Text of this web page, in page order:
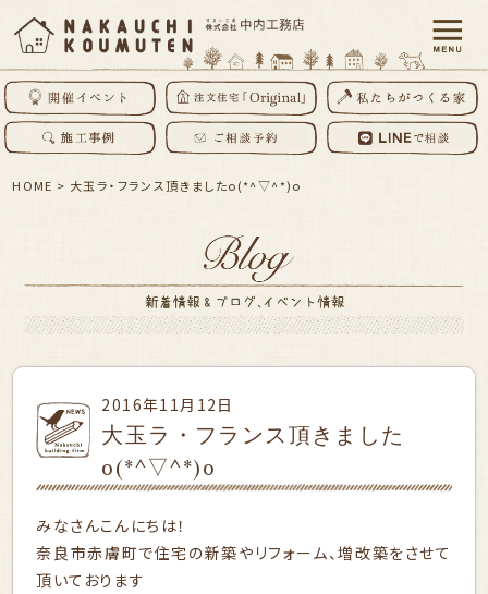
HOME > 大玉ラ・フランス頂きましたo(*^▽^*)o
2016年11月12日
大玉ラ・フランス頂きました
o(*^▽^*)o
みなさんこんにちは！
奈良市赤膚町で住宅の新築やリフォーム、増改築をさせて
頂いております